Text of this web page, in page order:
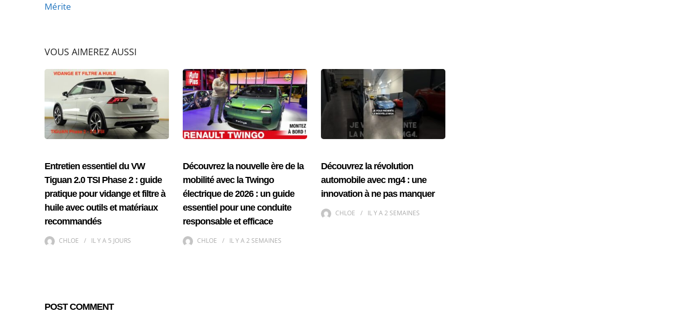
Mérite
VOUS AIMEREZ AUSSI
Entretien essentiel du VW
Tiguan 2.0 TSI Phase 2 : guide
pratique pour vidange et filtre à
huile avec outils et matériaux
recommandés
CHLOE IL Y A 5 JOURS
Découvrez la nouvelle ère de la
mobilité avec la Twingo
électrique de 2026 : un guide
essentiel pour une conduite
responsable et efficace
CHLOE IL Y A2 SEMAINES
Découvrez la révolution
automobile avec mg4 : une
innovation à ne pas manquer
CHLOE IL Y A2 SEMAINES
POST COMMENT